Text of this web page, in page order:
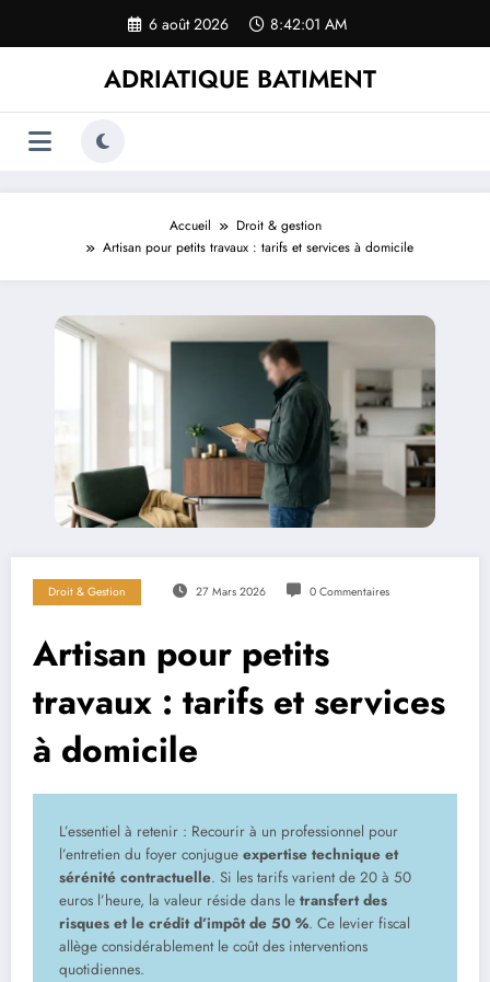
contenu
6 août 2026 8:42:01 AM
ADRIATIQUE BATIMENT
Accueil
Droit & gestion
Artisan pour petits travaux : tarifs et services à domicile
Droit & Gestion 27 Mars 2026 0 Commentaires
Artisan pour petits
travaux : tarifs et services
à domicile
L’essentiel à retenir : Recourir à un professionnel pour
l’entretien du foyer conjugue expertise technique et
sérénité contractuelle. Si les tarifs varient de 20 à 50
euros l’heure, la valeur réside dans le transfert des
risques et le crédit d’impôt de 50 %. Ce levier fiscal
allège considérablement le coût des interventions
quotidiennes.